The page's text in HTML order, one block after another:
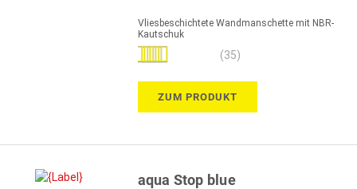
Vliesbeschichtete Wandmanschette mit NBR-
Kautschuk
Bewertung:
(35)
ZUM PRODUKT
aqua Stop blue